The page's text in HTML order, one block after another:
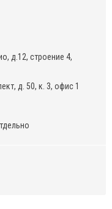
д.12, строение 4,
д. 50, к. 3, офис 1